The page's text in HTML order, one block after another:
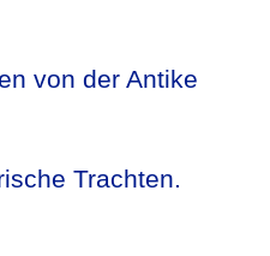
von der Antike
Trachten.